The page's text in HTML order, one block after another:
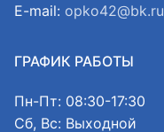
E-mail: opko42@bk.ru
ГРАФИК РАБОТЫ
Пн-Пт: 08:30-17:30
Сб, Вс: Выходной